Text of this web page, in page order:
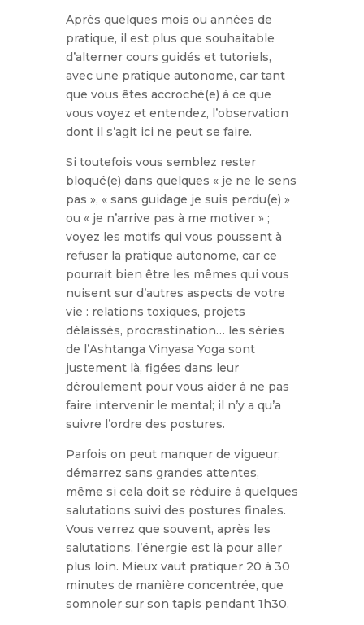
Après quelques mois ou années de
pratique, il est plus que souhaitable
d’alterner cours guidés et tutoriels,
avec une pratique autonome, car tant
que vous êtes accroché(e) à ce que
vous voyez et entendez, l’observation
dont il s’agit ici ne peut se faire.
Si toutefois vous semblez rester
bloqué(e) dans quelques « je ne le sens
pas », « sans guidage je suis perdu(e) »
ou « je n’arrive pas à me motiver » ;
voyez les motifs qui vous poussent à
refuser la pratique autonome, car ce
pourrait bien être les mêmes qui vous
nuisent sur d’autres aspects de votre
vie : relations toxiques, projets
délaissés, procrastination… les séries
de l’Ashtanga Vinyasa Yoga sont
justement là, figées dans leur
déroulement pour vous aider à ne pas
faire intervenir le mental; il n’y a qu’a
suivre l’ordre des postures.
Parfois on peut manquer de vigueur;
démarrez sans grandes attentes,
même si cela doit se réduire à quelques
salutations suivi des postures finales.
Vous verrez que souvent, après les
salutations, l’énergie est là pour aller
plus loin. Mieux vaut pratiquer 20 à 30
minutes de manière concentrée, que
somnoler sur son tapis pendant 1h30.